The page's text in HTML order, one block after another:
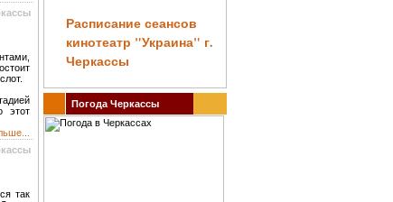
этот
так
Расписание сеансов
кинотеатр "Украина" г.
Черкассы
Погода Черкассы